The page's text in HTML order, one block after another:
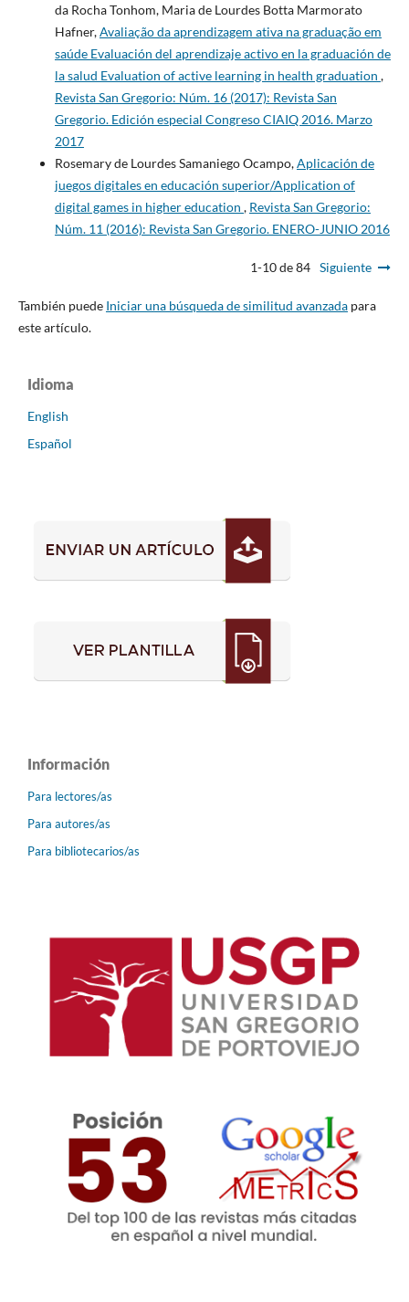
da Rocha Tonhom, Maria de Lourdes Botta Marmorato
Hafner,Avaliação da aprendizagem ativa na graduação em
saúde Evaluación del aprendizaje activo en la graduación de
la salud Evaluation of active learning in health graduation ,
Revista San Gregorio: Núm. 16 (2017): Revista San
Gregorio. Edición especial Congreso CIAIQ 2016. Marzo
2017
Rosemary de Lourdes Samaniego Ocampo,Aplicación de
juegos digitales en educación superior/Application of
digital games in higher education , Revista San Gregorio:
Núm. 11 (2016): Revista San Gregorio. ENERO-JUNIO 2016
1-10 de 84 Siguiente
También puede Iniciar una búsqueda de similitud avanzadapara
este artículo.
Idioma
English
Español
Información
Para lectores/as
Para autores/as
Para bibliotecarios/as